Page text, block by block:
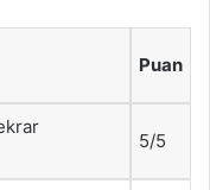
Puan
5/5